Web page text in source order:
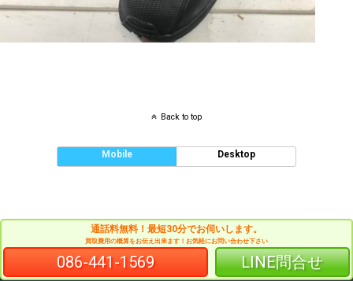
Back to top
Mobile Desktop
通話料無料！最短30分でお伺いします。
買取費用の概算をお伝え出来ます！お気軽にお問い合わせ下さい
086-441-1569 LINE問合せ